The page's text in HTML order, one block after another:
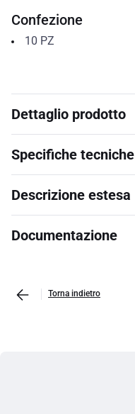
Confezione
10 PZ
Dettaglio prodotto
Specifiche tecniche
Descrizione estesa
Documentazione
Torna indietro